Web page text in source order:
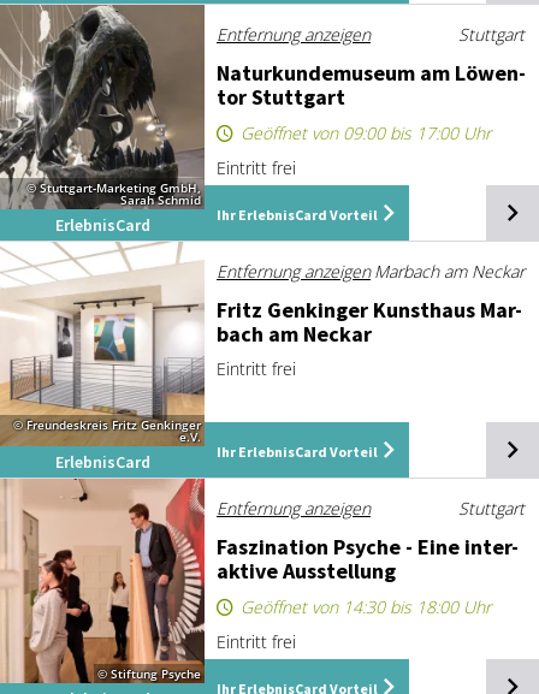
© Stuttgart-Marketing GmbH,
Sarah Schmid
ErlebnisCard
Entfernung anzeigen Stuttgart
Na­tur­kun­de­mu­se­um am Lö­wen­
tor Stutt­gart
Geöffnet von 09:00 bis 17:00 Uhr
Eintritt frei
Ihr ErlebnisCard Vorteil
© Freundeskreis Fritz Genkinger
e.V.
ErlebnisCard
Entfernung anzeigen Marbach am Neckar
Fritz Gen­kin­ger Kunst­haus Mar­
bach am Ne­ckar
Eintritt frei
Ihr ErlebnisCard Vorteil
© Stiftung Psyche
Entfernung anzeigen Stuttgart
Fas­zi­na­ti­on Psy­che - Ei­ne in­ter­
ak­ti­ve Aus­stel­lung
Geöffnet von 14:30 bis 18:00 Uhr
Eintritt frei
Ihr ErlebnisCard Vorteil